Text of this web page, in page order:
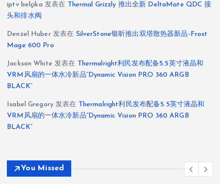
iptv belçika 发表在 Thermal Grizzly 推出全新 DeltaMate QDC 接
头和排水阀
Denzel Huber发表在 SilverStone银昕推出双塔散热器新品-Frost
Mage 600 Pro
Jackson White 发表在 Thermalright利民发布配备5.5英寸液晶和
VRM风扇的一体水冷新品“Dynamic Vision PRO 360 ARGB
BLACK”
Isabel Gregory 发表在 Thermalright利民发布配备5.5英寸液晶和
VRM风扇的一体水冷新品“Dynamic Vision PRO 360 ARGB
BLACK”
You Missed